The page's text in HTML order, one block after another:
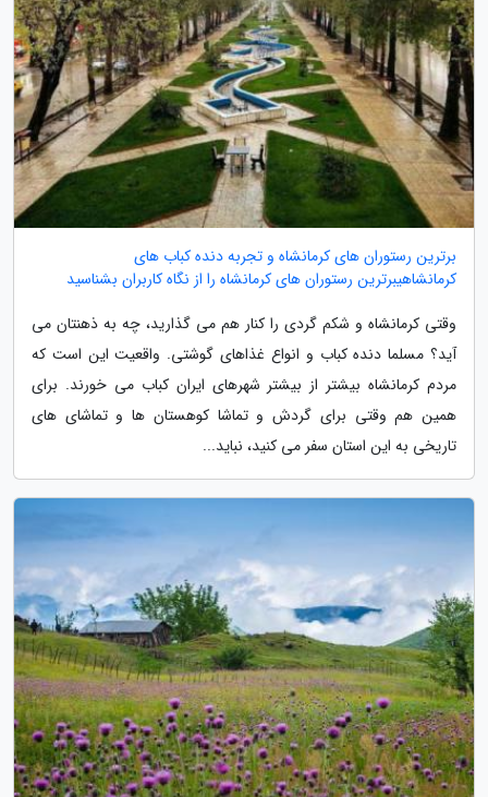
برترین رستوران های کرمانشاه و تجربه دنده کباب های
کرمانشاهیبرترین رستوران های کرمانشاه را از نگاه کاربران بشناسید
وقتی کرمانشاه و شکم گردی را کنار هم می گذارید، چه به ذهنتان می
آید؟ مسلما دنده کباب و انواع غذاهای گوشتی. واقعیت این است که
مردم کرمانشاه بیشتر از بیشتر شهرهای ایران کباب می خورند. برای
همین هم وقتی برای گردش و تماشا کوهستان ها و تماشای های
تاریخی به این استان سفر می کنید، نباید...